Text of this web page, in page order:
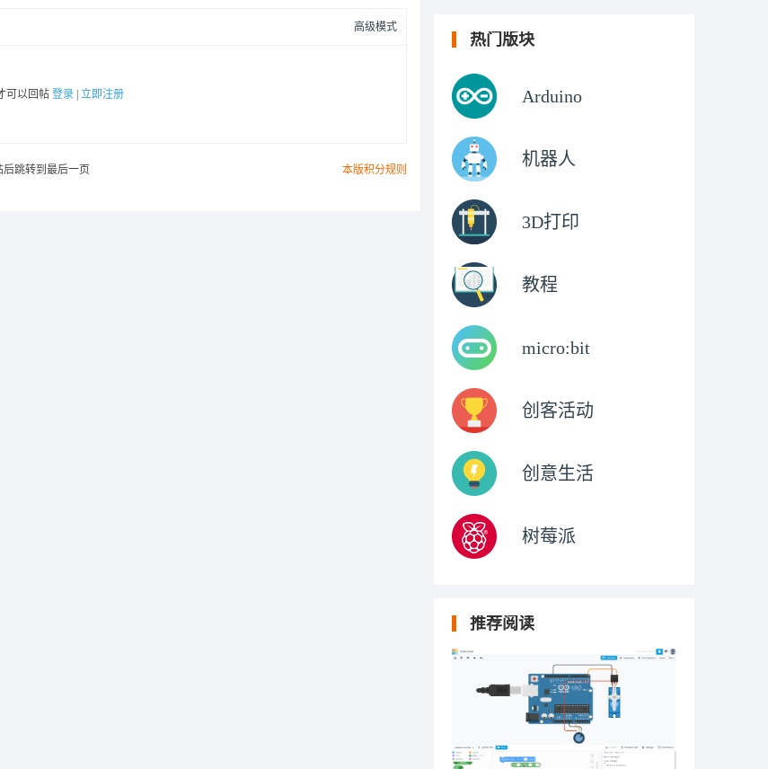
高级模式
可以回帖 登录 立即注册
本版积分规则
后跳转到最后一页
热门版块
Arduino
机器人
3D打印
教程
micro:bit
创客活动
创意生活
树莓派
推荐阅读